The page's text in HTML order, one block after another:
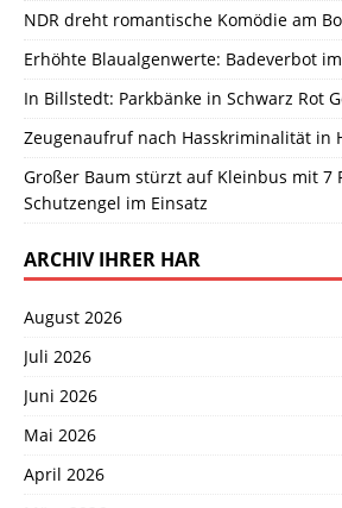
NDR dreht romantische Komödie am
Erhöhte Blaualgenwerte: Badeverbot
In Billstedt: Parkbänke in Schwarz Rot
Zeugenaufruf nach Hasskriminalität in
Großer Baum stürzt auf Kleinbus mit 7
Schutzengel im Einsatz
ARCHIV IHRER HAR
August 2026
Juli 2026
Juni 2026
Mai 2026
April 2026